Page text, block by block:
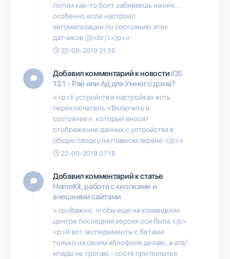
потом как-то болт забиваешь на них...
особенно если настроил
автоматизации по состоянию этих
датчиков ;)))<br /></p>»
22-09-2019 21:35
Добавил комментарий к новости iOS
13.1 - Рай или Ад для Умного дома?
«<p>У устройств в настройках есть
переключатель «Включить в
состояние», который вносит
отображение данных с устройства в
общую сводку на главном экране.</p>»
22-09-2019 07:18
Добавил комментарий к статье
HomeKit, работа с кнопками и
внешними сайтами
«<p>Важно, чтобы еще на командном
центре последняя версия оси была.</p>
<p>Я вот эксперименты с бетами
только на своем яблофоне делаю, а атв/
ипады не трогаю - соотв при попытке